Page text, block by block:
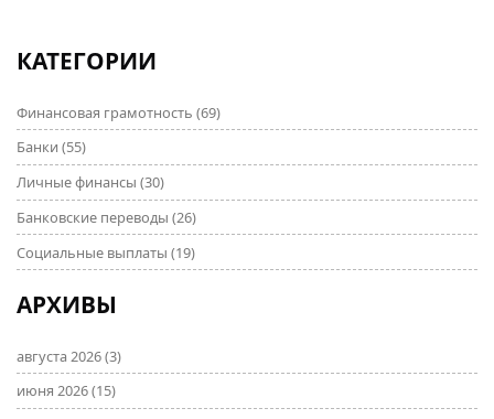
КАТЕГОРИИ
Финансовая грамотность (69)
Банки (55)
Личные финансы (30)
Банковские переводы (26)
Социальные выплаты (19)
АРХИВЫ
августа 2026(3)
июня 2026(15)